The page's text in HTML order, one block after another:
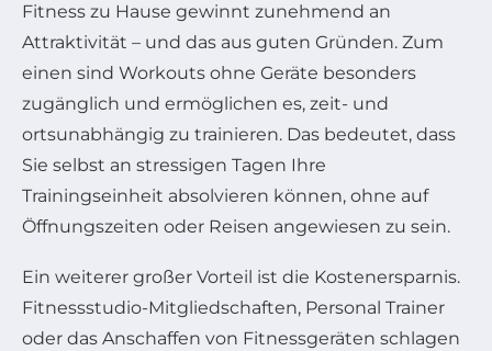
Fitness zu Hause gewinnt zunehmend an
Attraktivität – und das aus guten Gründen. Zum
einen sind Workouts ohne Geräte besonders
zugänglich und ermöglichen es, zeit- und
ortsunabhängig zu trainieren. Das bedeutet, dass
Sie selbst an stressigen Tagen Ihre
Trainingseinheit absolvieren können, ohne auf
Öffnungszeiten oder Reisen angewiesen zu sein.
Ein weiterer großer Vorteil ist die Kostenersparnis.
Fitnessstudio-Mitgliedschaften, Personal Trainer
oder das Anschaffen von Fitnessgeräten schlagen